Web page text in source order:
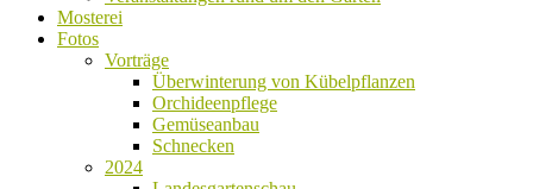
Mosterei
Fotos
Vorträge
Überwinterung von Kübelpflanzen
Orchideenpflege
Gemüseanbau
Schnecken
2024